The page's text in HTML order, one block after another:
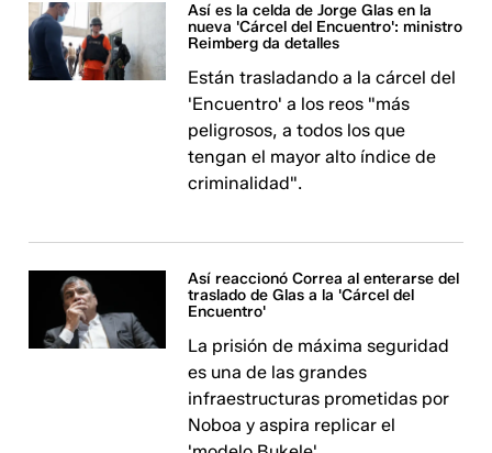
Así es la celda de Jorge Glas en la
nueva 'Cárcel del Encuentro': ministro
Reimberg da detalles
Están trasladando a la cárcel del
'Encuentro' a los reos "más
peligrosos, a todos los que
tengan el mayor alto índice de
criminalidad".
Así reaccionó Correa al enterarse del
traslado de Glas a la 'Cárcel del
Encuentro'
La prisión de máxima seguridad
es una de las grandes
infraestructuras prometidas por
Noboa y aspira replicar el